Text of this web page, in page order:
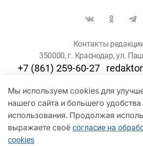
Мы используем cookies для
нашего сайта и большего удобства
использования. Продолжая
выражаете своё согласие на
cookies
Контакты
350000, г. Краснодар, ул.
+7 (861) 259-60-27
Для пользователей
© Кубанские Новости,
Сетевое издание «kubnews»
службой по надзору в сфере связи,
и массовых коммуникаций